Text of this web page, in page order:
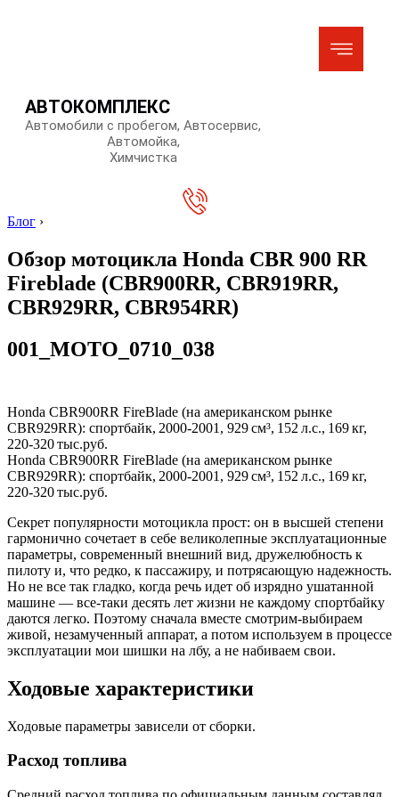
АВТОКОМПЛЕКС
Автомобили с пробегом, Автосервис,
Автомойка,
Химчистка
Блог ›
Обзор мотоцикла Honda CBR 900 RR
Fireblade (CBR900RR, CBR919RR,
CBR929RR, CBR954RR)
001_MOTO_0710_038
Honda CBR900RR FireBlade (на американском рынке
CBR929RR): спортбайк, 2000‑2001, 929 см³, 152 л.с., 169 кг,
220‑320 тыс.руб.
Honda CBR900RR FireBlade (на американском рынке
CBR929RR): спортбайк, 2000‑2001, 929 см³, 152 л.с., 169 кг,
220‑320 тыс.руб.
Секрет популярности мотоцикла прост: он в высшей степени
гармонично сочетает в себе великолепные эксплуатационные
параметры, современный внешний вид, дружелюбность к
пилоту и, что редко, к пассажиру, и потрясающую надежность.
Но не все так гладко, когда речь идет об изрядно ушатанной
машине — все-таки десять лет жизни не каждому спортбайку
даются легко. Поэтому сначала вместе смотрим-выбираем
живой, незамученный аппарат, а потом используем в процессе
эксплуатации мои шишки на лбу, а не набиваем свои.
Ходовые характеристики
Ходовые параметры зависели от сборки.
Расход топлива